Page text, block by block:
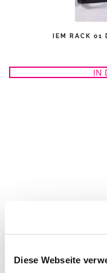
Diese Webseite
IEM RACK 01
IN